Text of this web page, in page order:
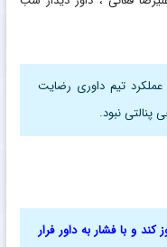
عملکرد تیم داوری رضایت
نبود.
کند و با فشار به داور فرار